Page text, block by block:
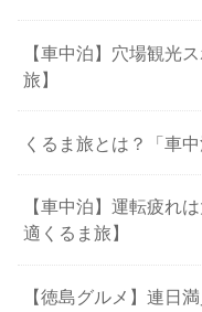
【車中泊】穴場観光
旅】
くるま旅とは？「車
【車中泊】運転疲れ
適くるま旅】
【徳島グルメ】連日